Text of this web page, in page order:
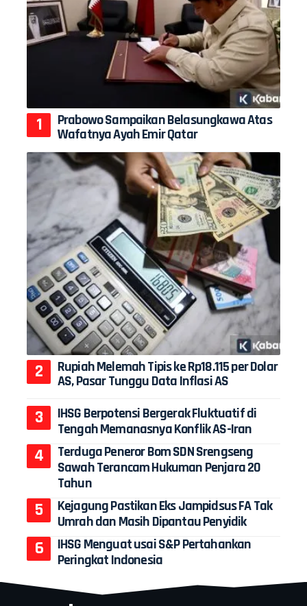
Prabowo Sampaikan Belasungkawa Atas
Wafatnya Ayah Emir Qatar
Rupiah Melemah Tipis ke Rp18.115 per Dolar
AS, Pasar Tunggu Data Inflasi AS
IHSG Berpotensi Bergerak Fluktuatif di
Tengah Memanasnya Konflik AS-Iran
Terduga Peneror Bom SDN Srengseng
Sawah Terancam Hukuman Penjara 20
Tahun
Kejagung Pastikan Eks Jampidsus FA Tak
Umrah dan Masih Dipantau Penyidik
IHSG Menguat usai S&P Pertahankan
Peringkat Indonesia